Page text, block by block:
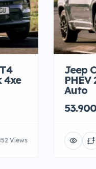
4xe
Views
Jeep
Auto